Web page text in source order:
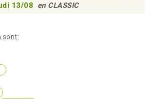
13/08 en CLASSIC
sont: